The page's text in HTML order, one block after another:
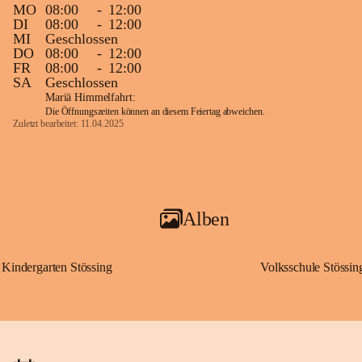
MO 08:00 - 12:00
DI
08:00 - 12:00
MI
Geschlossen
DO
08:00 - 12:00
FR
08:00 - 12:00
SA
Geschlossen
Mariä Himmelfahrt:
Die Öffnungszeiten können an diesem Feiertag abweichen.
Zuletzt bearbeitet: 11.04.2025
Alben
Kindergarten Stössing Volksschule